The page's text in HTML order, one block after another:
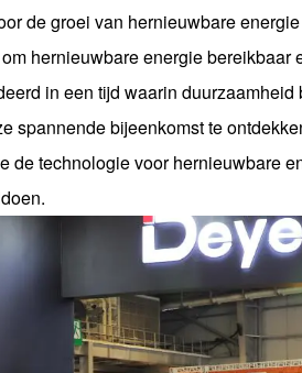
de groei van hernieuwbare
hernieuwbare energie bereikbaar
in een tijd waarin duurzaamheid
spannende bijeenkomst te
de technologie voor hernieuwbare